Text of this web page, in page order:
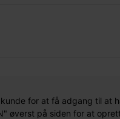
for at få adgang til at
øverst på siden for at